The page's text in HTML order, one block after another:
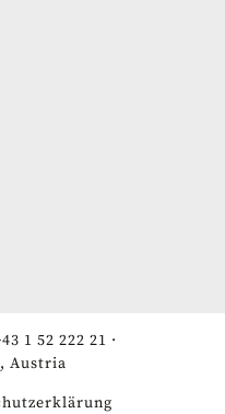
1 52 222 21 ·
Austria